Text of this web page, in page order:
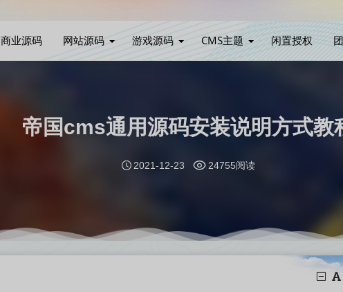
商业源码 网站源码 游戏源码 CMS主题 闲置授权
帝国cms通用源码安装说明方式教
2021-12-23 24755阅读